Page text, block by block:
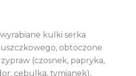
kulki serka
obtoczone
(czosnek, papryka,
cebulka, tymianek),